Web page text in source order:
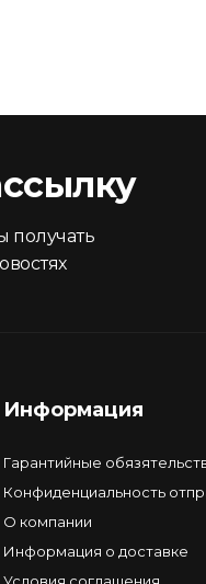
получать
Информация
Гарантийные
Конфиденциальность
О компании
Информация о доставке